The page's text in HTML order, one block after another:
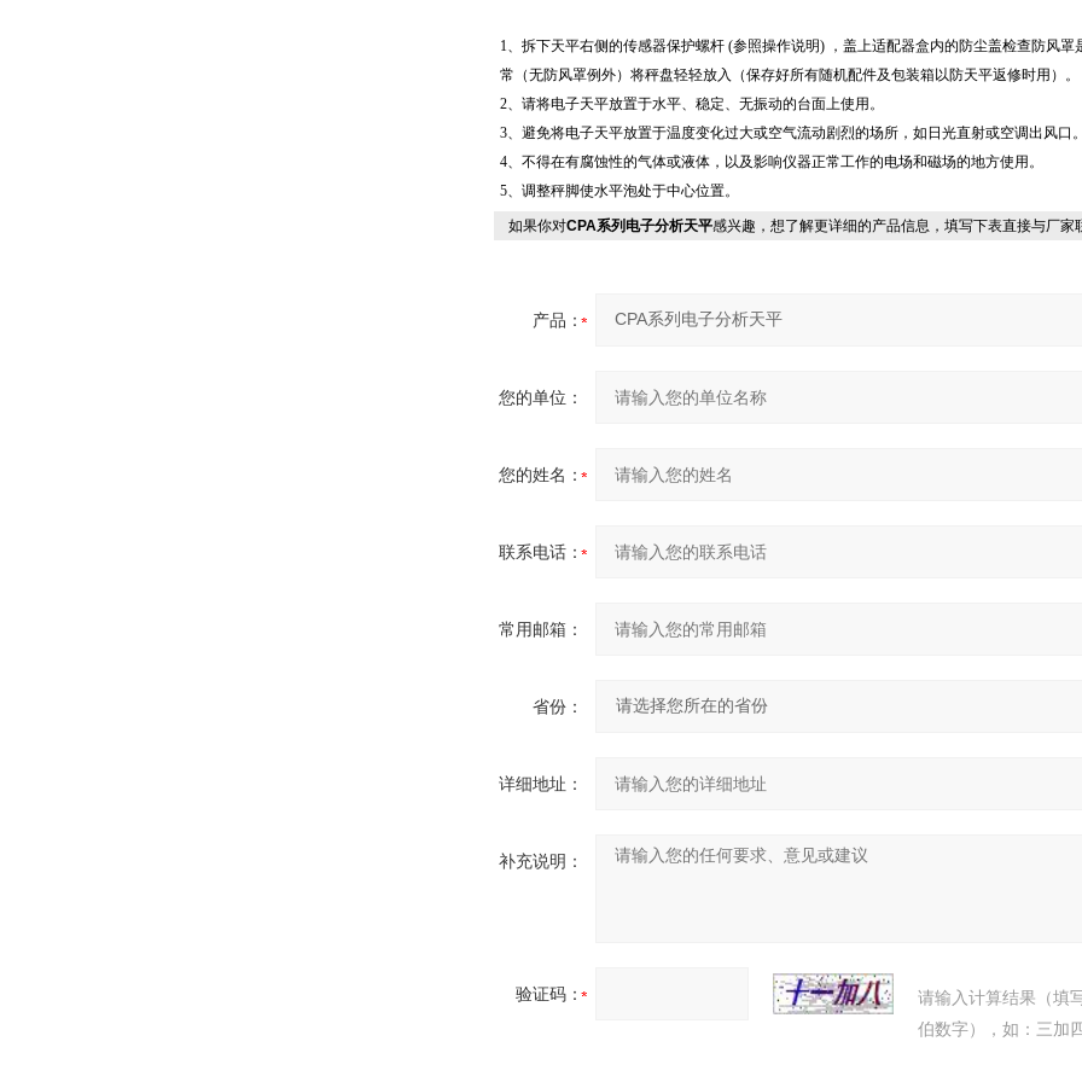
1、拆下天平右侧的传感器保护螺杆 (参照操作说明) ，盖上适配器盒内的防尘盖检查防风罩
常（无防风罩例外）将秤盘轻轻放入（保存好所有随机配件及包装箱以防天平返修时用）。
2、 请将电子天平放置于水平、稳定、无振动的台面上使用。
3、避免将电子天平放置于温度变化过大或空气流动剧烈的场所，如日光直射或空调出风口。
4、不得在有腐蚀性的气体或液体，以及影响仪器正常工作的电场和磁场的地方使用。
5、调整秤脚使水平泡处于中心位置。
如果你对CPA系列电子分析天平感兴趣，想了解更详细的产品信息，填写下表直接与厂家
产品：
您的单位：
您的姓名：
联系电话：
常用邮箱：
省份：
详细地址：
补充说明：
验证码：
请输入计算结果（填
伯数字），如：三加